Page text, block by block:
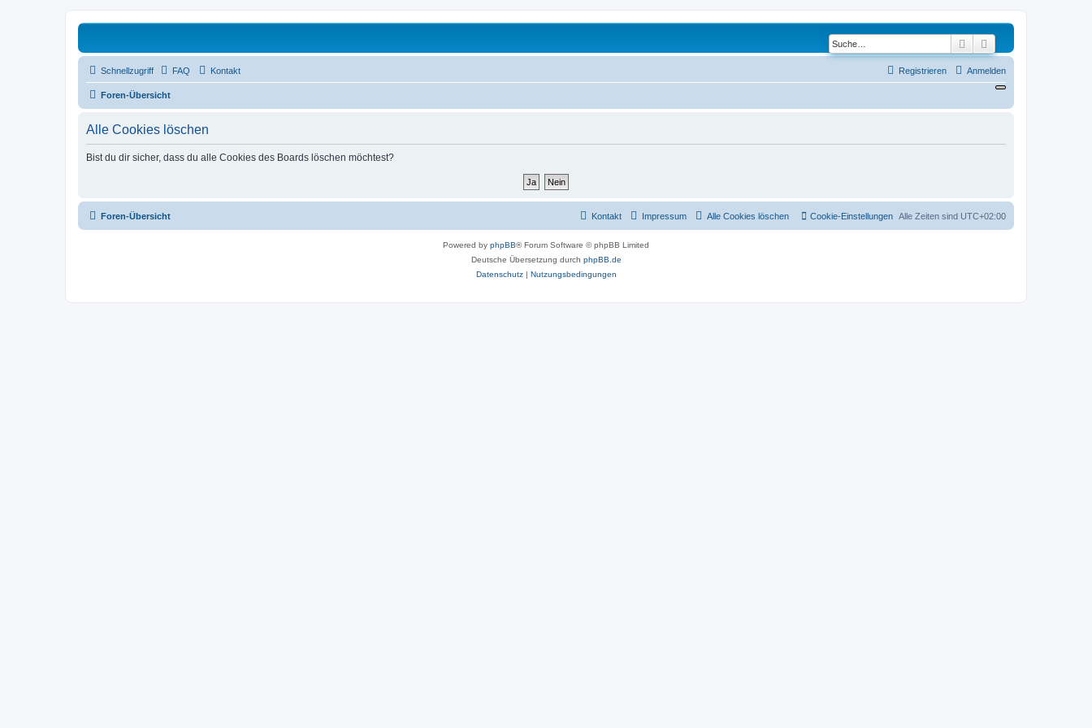
Suche
Schnellzugriff FAQ Kontakt Anmelden
Registrieren
Foren-Übersicht
Alle Cookies löschen
Bist du dir sicher, dass du alle Cookies des Boards löschen möchtest?
Foren-Übersicht Alle Zeiten sind UTC+02:00
Cookie-Einstellungen
Alle Cookies löschen
Impressum
Kontakt
Powered by phpBB® Forum Software © phpBB Limited
Deutsche Übersetzung durch phpBB.de
Datenschutz| Nutzungsbedingungen